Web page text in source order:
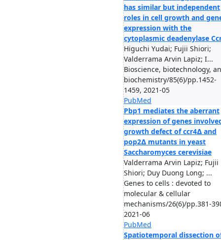
has similar but independent
roles in cell growth and
expression with the
cytoplasmic deadenylase
Higuchi Yudai; Fujii Shiori;
Valderrama Arvin Lapiz; I...
Bioscience, biotechnology,
biochemistry/85(6)/pp.1452-
1459, 2021-05
PubMed
Pbp1 mediates the aberrant
expression of genes
growth defect of ccr4∆ and
pop2∆ mutants in yeast
Saccharomyces cerevisiae
Valderrama Arvin Lapiz; Fujii
Shiori; Duy Duong Long; ...
Genes to cells : devoted to
molecular & cellular
mechanisms/26(6)/pp.381-
2021-06
PubMed
Spatiotemporal dissection